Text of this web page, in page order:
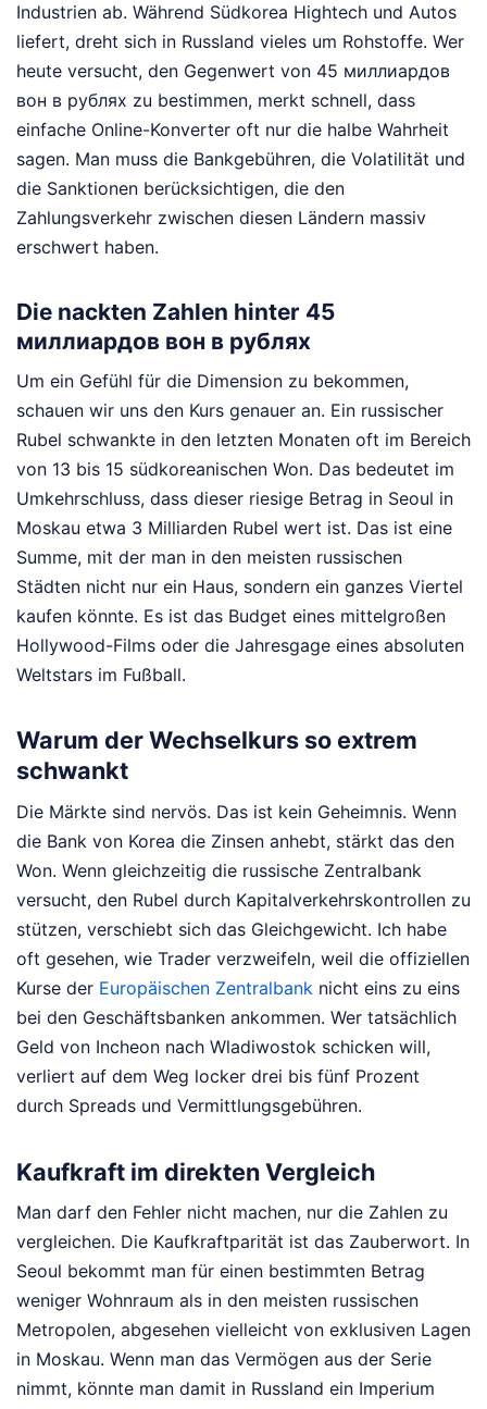
Industrien ab. Während Südkorea Hightech und Autos
liefert, dreht sich in Russland vieles um Rohstoffe. Wer
heute versucht, den Gegenwert von 45 миллиардов
вон в рублях zu bestimmen, merkt schnell, dass
einfache Online-Konverter oft nur die halbe Wahrheit
sagen. Man muss die Bankgebühren, die Volatilität und
die Sanktionen berücksichtigen, die den
Zahlungsverkehr zwischen diesen Ländern massiv
erschwert haben.
Die nackten Zahlen hinter 45
миллиардов вон в рублях
Um ein Gefühl für die Dimension zu bekommen,
schauen wir uns den Kurs genauer an. Ein russischer
Rubel schwankte in den letzten Monaten oft im Bereich
von 13 bis 15 südkoreanischen Won. Das bedeutet im
Umkehrschluss, dass dieser riesige Betrag in Seoul in
Moskau etwa 3 Milliarden Rubel wert ist. Das ist eine
Summe, mit der man in den meisten russischen
Städten nicht nur ein Haus, sondern ein ganzes Viertel
kaufen könnte. Es ist das Budget eines mittelgroßen
Hollywood-Films oder die Jahresgage eines absoluten
Weltstars im Fußball.
Warum der Wechselkurs so extrem
schwankt
Die Märkte sind nervös. Das ist kein Geheimnis. Wenn
die Bank von Korea die Zinsen anhebt, stärkt das den
Won. Wenn gleichzeitig die russische Zentralbank
versucht, den Rubel durch Kapitalverkehrskontrollen zu
stützen, verschiebt sich das Gleichgewicht. Ich habe
oft gesehen, wie Trader verzweifeln, weil die offiziellen
Kurse der Europäischen Zentralbank nicht eins zu eins
bei den Geschäftsbanken ankommen. Wer tatsächlich
Geld von Incheon nach Wladiwostok schicken will,
verliert auf dem Weg locker drei bis fünf Prozent
durch Spreads und Vermittlungsgebühren.
Kaufkraft im direkten Vergleich
Man darf den Fehler nicht machen, nur die Zahlen zu
vergleichen. Die Kaufkraftparität ist das Zauberwort. In
Seoul bekommt man für einen bestimmten Betrag
weniger Wohnraum als in den meisten russischen
Metropolen, abgesehen vielleicht von exklusiven Lagen
in Moskau. Wenn man das Vermögen aus der Serie
nimmt, könnte man damit in Russland ein Imperium